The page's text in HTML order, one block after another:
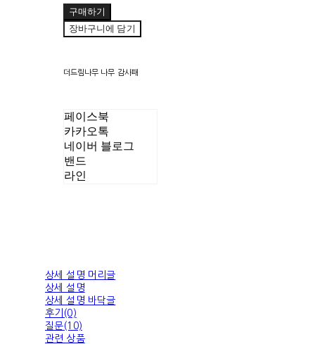
구매하기
장바구니에 담기
더드림나무 나무 감사패
페이스북
카카오톡
네이버 블로그
밴드
라인
상세 설명 머리글
상세 설명
상세 설명 바닥글
후기(0)
질문(10)
관련 상품